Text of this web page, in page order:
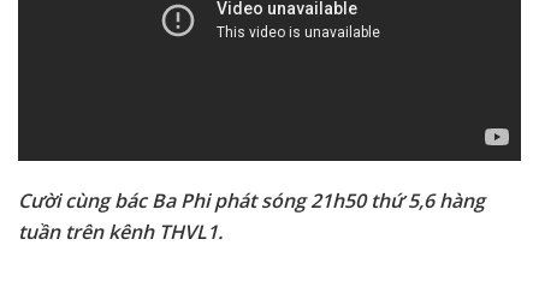
Cười cùng bác Ba Phi phát sóng 21h50 thứ 5,6 hàng
tuần trên kênh THVL1.